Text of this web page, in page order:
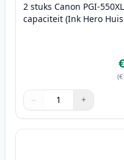
2 stuks Canon PGI-
capaciteit (Ink Hero
(€
Aantal
Gebruik de knoppen om
− +
Aantal 1